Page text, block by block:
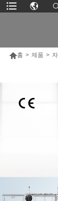
홈 > 제품 >